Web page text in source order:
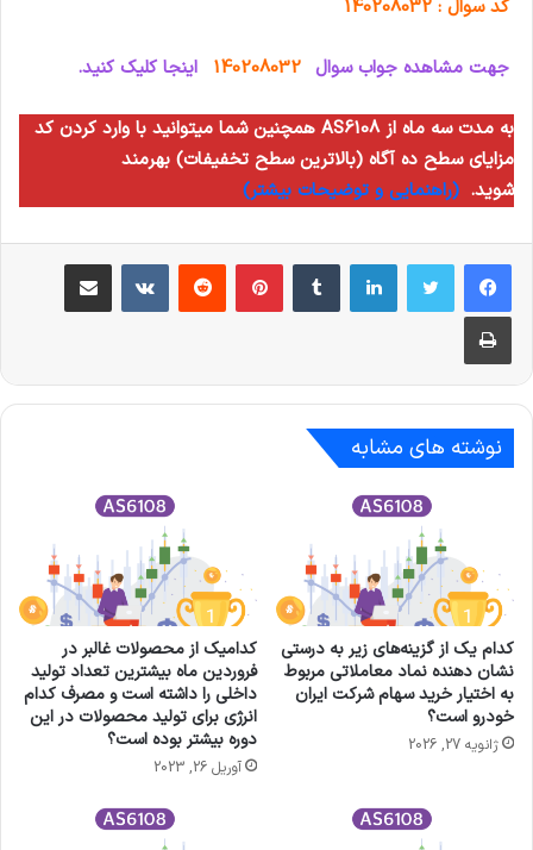
کد سوال : 140208032
جهت مشاهده جواب سوال 140208032 اینجا کلیک کنید.
همچنین شما میتوانید با وارد کردن کد AS6108 به مدت سه ماه از
مزایای سطح ده آگاه (بالاترین سطح تخفیفات) بهرمند
شوید. (راهنمایی و توضیحات بیشتر)
لینکدین ‫تامبلر ‫پین‌ترست‫رددیت ‫VKontakteاشتراک گذاری از طریق ایمیل
چاپ
نوشته های مشابه
کدام یک از گزینه‌های زیر به درستی
نشان دهنده نماد معاملاتی مربوط
به اختیار خرید سهام شرکت ایران
خودرو است؟
ژانویه 27, 2026
کدامیک از محصولات غالبر در
فروردین ماه بیشترین تعداد تولید
داخلی را داشته است و مصرف کدام
انرژی برای تولید محصولات در این
دوره بیشتر بوده است؟
آوریل 26, 2023